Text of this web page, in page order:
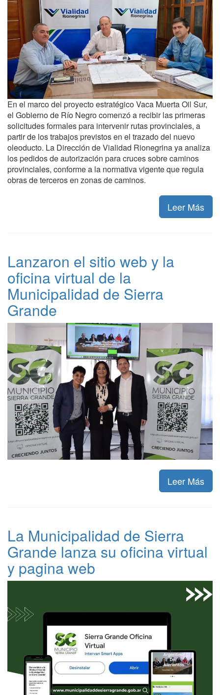
En el marco del proyecto estratégico Vaca Muerta Oil Sur,
el Gobierno de Río Negro comenzó a recibir las primeras
solicitudes formales para intervenir rutas provinciales, a
partir de los trabajos previstos en el trazado del nuevo
oleoducto. La Dirección de Vialidad Rionegrina ya analiza
los pedidos de autorización para cruces sobre caminos
provinciales, conforme a la normativa vigente que regula
obras de terceros en zonas de caminos.
Leer Más
Lanzaron el sitio web y la
oficina virtual de la
Municipalidad de Sierra
Grande
Leer Más
La Municipalidad de Sierra
Grande lanza su oficina virtual
y pagina web